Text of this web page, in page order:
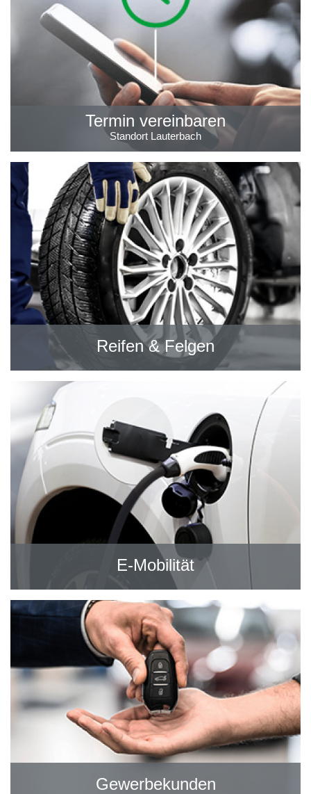
Termin vereinbaren
Standort Lauterbach
Reifen & Felgen
E-Mobilität
Gewerbekunden